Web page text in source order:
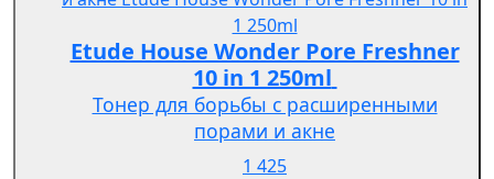
Etude House Wonder Pore Freshner
10 in 1 250ml
Тонер для борьбы с расширенными
порами и акне
1 425